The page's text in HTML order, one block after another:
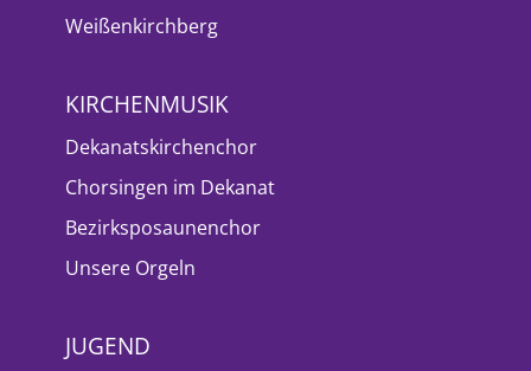
Weißenkirchberg
KIRCHENMUSIK
Dekanatskirchenchor
Chorsingen im Dekanat
Bezirksposaunenchor
Unsere Orgeln
JUGEND